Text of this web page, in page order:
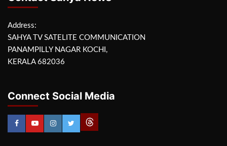
Address:
SAHYA TV SATELITE COMMUNICATION
PANAMPILLY NAGAR KOCHI,
KERALA 682036
Connect Social Media